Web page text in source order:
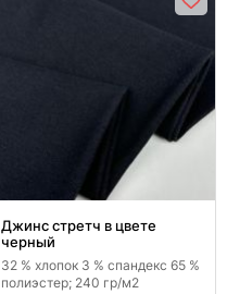
Джинс стретч в цвете
черный
32 % хлопок 3 % спандекс 65 %
полиэстер; 240 гр/м2